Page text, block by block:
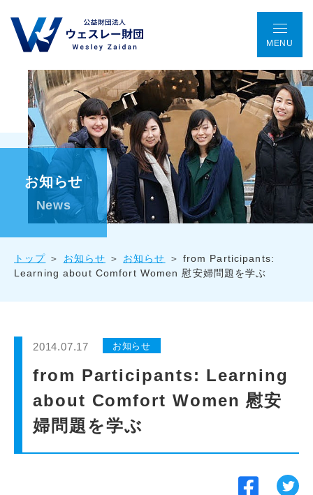
MENU
TOP アクセス ENGLISH 会議室予約 お問い合わせ
ウェスレー財団とは
プログラム
貸会議室
動画紹介
よくあるご質問
お知らせ
News
トップ お知らせ お知らせ
from Participants:
Learning about Comfort Women 慰安婦問題を学ぶ
2014.07.17 お知らせ
from Participants: Learning
about Comfort Women 慰安
婦問題を学ぶ